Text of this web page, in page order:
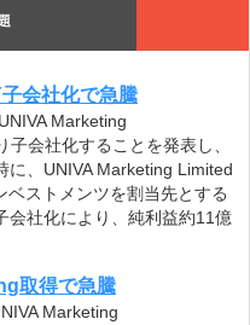
会社化で急騰
Marketing
会社化することを発表し、
に、UNIVA Marketing Limited
ストメンツを割当先とする
会社化により、純利益約11億
取得で急騰
Marketing